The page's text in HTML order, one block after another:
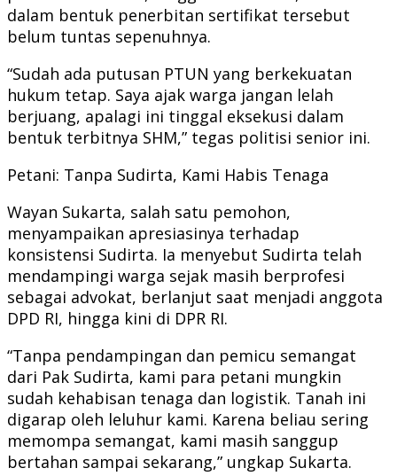
dalam bentuk penerbitan sertifikat tersebut
belum tuntas sepenuhnya.
“Sudah ada putusan PTUN yang berkekuatan
hukum tetap. Saya ajak warga jangan lelah
berjuang, apalagi ini tinggal eksekusi dalam
bentuk terbitnya SHM,” tegas politisi senior ini.
Petani: Tanpa Sudirta, Kami Habis Tenaga
Wayan Sukarta, salah satu pemohon,
menyampaikan apresiasinya terhadap
konsistensi Sudirta. Ia menyebut Sudirta telah
mendampingi warga sejak masih berprofesi
sebagai advokat, berlanjut saat menjadi anggota
DPD RI, hingga kini di DPR RI.
“Tanpa pendampingan dan pemicu semangat
dari Pak Sudirta, kami para petani mungkin
sudah kehabisan tenaga dan logistik. Tanah ini
digarap oleh leluhur kami. Karena beliau sering
memompa semangat, kami masih sanggup
bertahan sampai sekarang,” ungkap Sukarta.